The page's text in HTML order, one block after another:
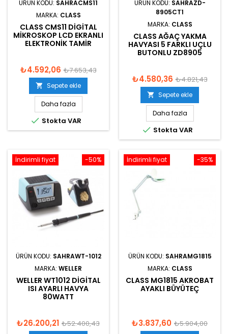
ÜRÜN KODU: SAHRACMS11
MARKA: CLASS
CLASS CMS11 DIGITAL
MIKROSKOP LCD EKRANLI
ELEKTRONIK TAMIR
₺4.592,06 ₺7.653,43
 Sepete ekle
Daha fazla
 Stokta VAR
ÜRÜN KODU: SAHRAZD-
8905CT1
MARKA: CLASS
CLASS AĞAÇ YAKMA
HAVYASI 5 FARKLI UÇLU
BUTONLU ZD8905
₺4.580,36 ₺4.821,43
 Sepete ekle
Daha fazla
 Stokta VAR
-50%
İndirimli fiyat
ÜRÜN KODU: SAHRAWT-1012
MARKA: WELLER
WELLER WT1012 DIGITAL
ISI AYARLI HAVYA
80WATT
₺26.200,21 ₺52.400,43
-35%
İndirimli fiyat
ÜRÜN KODU: SAHRAMG1815
MARKA: CLASS
CLASS MG1815 AKROBAT
AYAKLI BÜYÜTEÇ
₺3.837,60 ₺5.904,00